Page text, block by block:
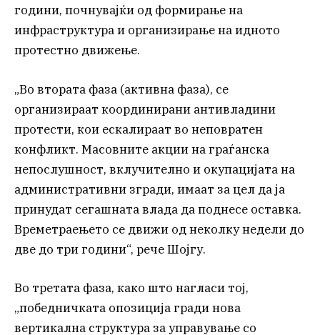
години, почнувајќи од формирање на
инфраструктура и организирање на идното
протестно движење.
„Во втората фаза (активна фаза), се
организираат координирани антивладини
протести, кои ескалираат во неповратен
конфликт. Масовните акции на граѓанска
непослушност, вклучително и окупацијата на
административни згради, имаат за цел да ја
принудат сегашната влада да поднесе оставка.
Времетраењето се движи од неколку недели до
две до три години“, рече Шојгу.
Во третата фаза, како што нагласи тој,
„победничката опозиција гради нова
вертикална структура за управување со